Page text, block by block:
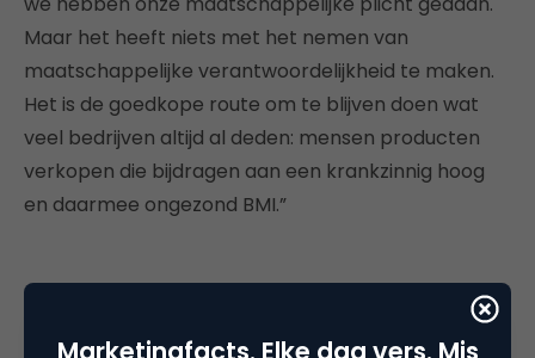
Maar het heeft niets met het nemen van
maatschappelijke verantwoordelijkheid te maken.
Het is de goedkope route om te blijven doen wat
veel bedrijven altijd al deden: mensen producten
verkopen die bijdragen aan een krankzinnig hoog
en daarmee ongezond BMI.”
Deel dit artikel
Marketingfacts. Elke dag vers. Mis